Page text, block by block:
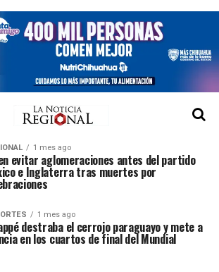
1 mes ago
evitar aglomeraciones antes del partido
e Inglaterra tras muertes por
1 mes ago
destraba el cerrojo paraguayo y mete a
en los cuartos de final del Mundial